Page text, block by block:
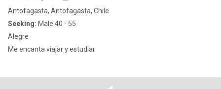
Antofagasta, Antofagasta, Chile
Seeking: Male 40 - 55
Alegre
Me encanta viajar y estudiar